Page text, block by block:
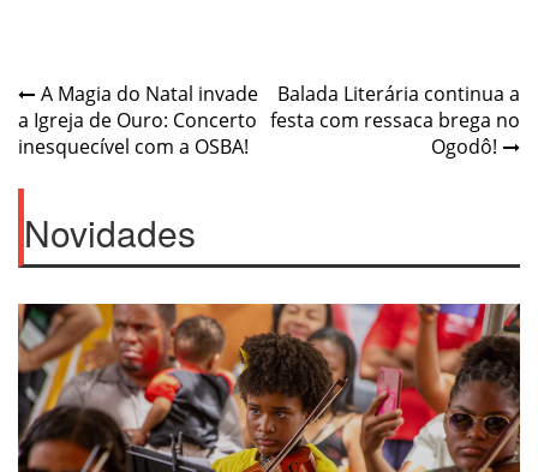
Post
navigation
A Magia do Natal invade
a Igreja de Ouro: Concerto
inesquecível com a OSBA!
Balada Literária continua a
festa com ressaca brega no
Ogodô!
Novidades